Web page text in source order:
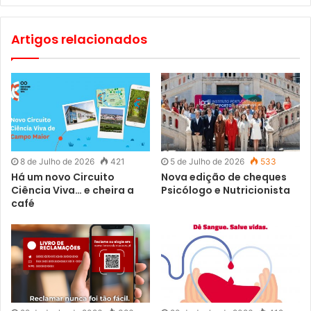
pela Fundação da Juventude. O evento realiza-se em
atrai, anualmente, centenas de visitantes de todo o país. O
Concurso Nacional de Jovens Cientistas prevê também
prémios especiais e menções honrosas, a classificar pelo
júri.
Artigos relacionados
8 de Julho de 2026 421
Há um novo Circuito
Ciência Viva… e cheira a
café
5 de Julho de 2026 533
Nova edição de cheques
Psicólogo e Nutricionista